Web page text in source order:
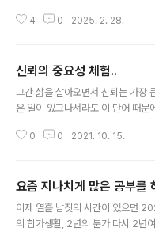
번에 2개의 캐리어를 입양했는데...
하나는 20인치이다. 집에 S사의 브
면... 29인치와 24인치를 사지 않
하는데... 이게 항공사마다 달랐던 것
4 0 2025. 2. 28.
신뢰의 중요성 체험..
그간 삶을 살아오면서 신뢰는 가장
은 일이 있고나서라도 이 단어 때문
성의 극단적인 사례를 오늘 경험했
달은 정말 애지중지하면서 썼었다.
을 분리할 수 있는 전체적인 파티
파티션을 해준다그래서 그냥 하려
0 0 2021. 10. 15.
요즘 지나치게 많은 공부를
이제 열흘 남짓의 시간이 있으면
의 합가생활, 2년의 분가 다시 2년